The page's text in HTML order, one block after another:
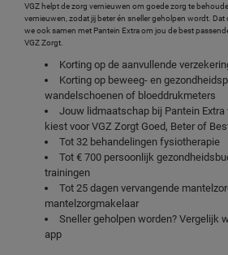
VGZ helpt de zorg vernieuwen om goede zorg te
vernieuwen, zodat jij beter én sneller geholpen wordt. Dat
we ook samen met Pantein Extra om jou de best
VGZ Zorgt.
Korting op de aanvullende
Korting op beweeg- en
wandelschoenen of bloeddrukmeters
Jouw lidmaatschap bij Pantein
kiest voor VGZ Zorgt Goed, Beter of
Tot 32 behandelingen fysiotherapie
Tot € 700 persoonlijk
trainingen
Tot 25 dagen vervangende
mantelzorgmakelaar
Sneller geholpen worden? Vergelijk
app